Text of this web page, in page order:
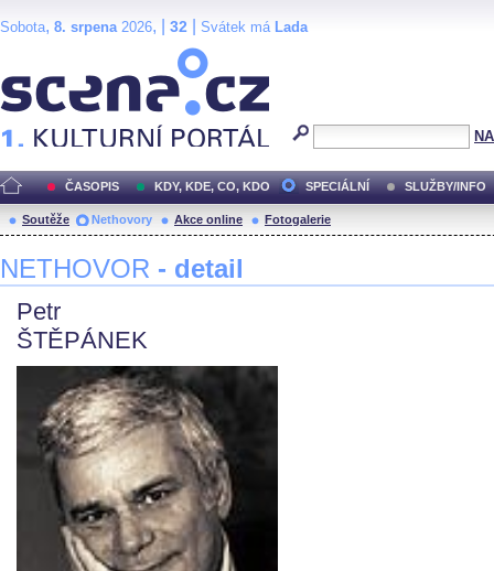
Sobota, 8. srpena2026, | 32 Svátek má Lada
ČASOPIS KDY, KDE, CO, KDO SPECIÁLNÍ SLUŽBY/INFO
Soutěže Nethovory Akce online Fotogalerie
NETHOVOR - detail
Petr
ŠTĚPÁNEK